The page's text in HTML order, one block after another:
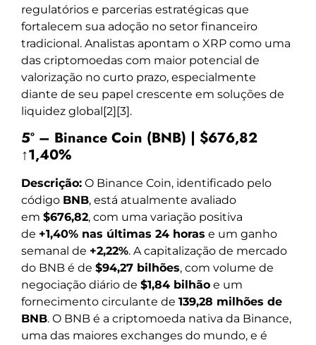
regulatórios e parcerias estratégicas que
fortalecem sua adoção no setor financeiro
tradicional. Analistas apontam o XRP como uma
das criptomoedas com maior potencial de
valorização no curto prazo, especialmente
diante de seu papel crescente em soluções de
liquidez global[2][3].
5º – Binance Coin (BNB) | $676,82
↑1,40%
Descrição: O Binance Coin, identificado pelo
código BNB, está atualmente avaliado
em $676,82, com uma variação positiva
de +1,40% nas últimas 24 horas e um ganho
semanal de +2,22%. A capitalização de mercado
do BNB é de $94,27 bilhões, com volume de
negociação diário de $1,84 bilhão e um
fornecimento circulante de 139,28 milhões de
BNB. O BNB é a criptomoeda nativa da Binance,
uma das maiores exchanges do mundo, e é